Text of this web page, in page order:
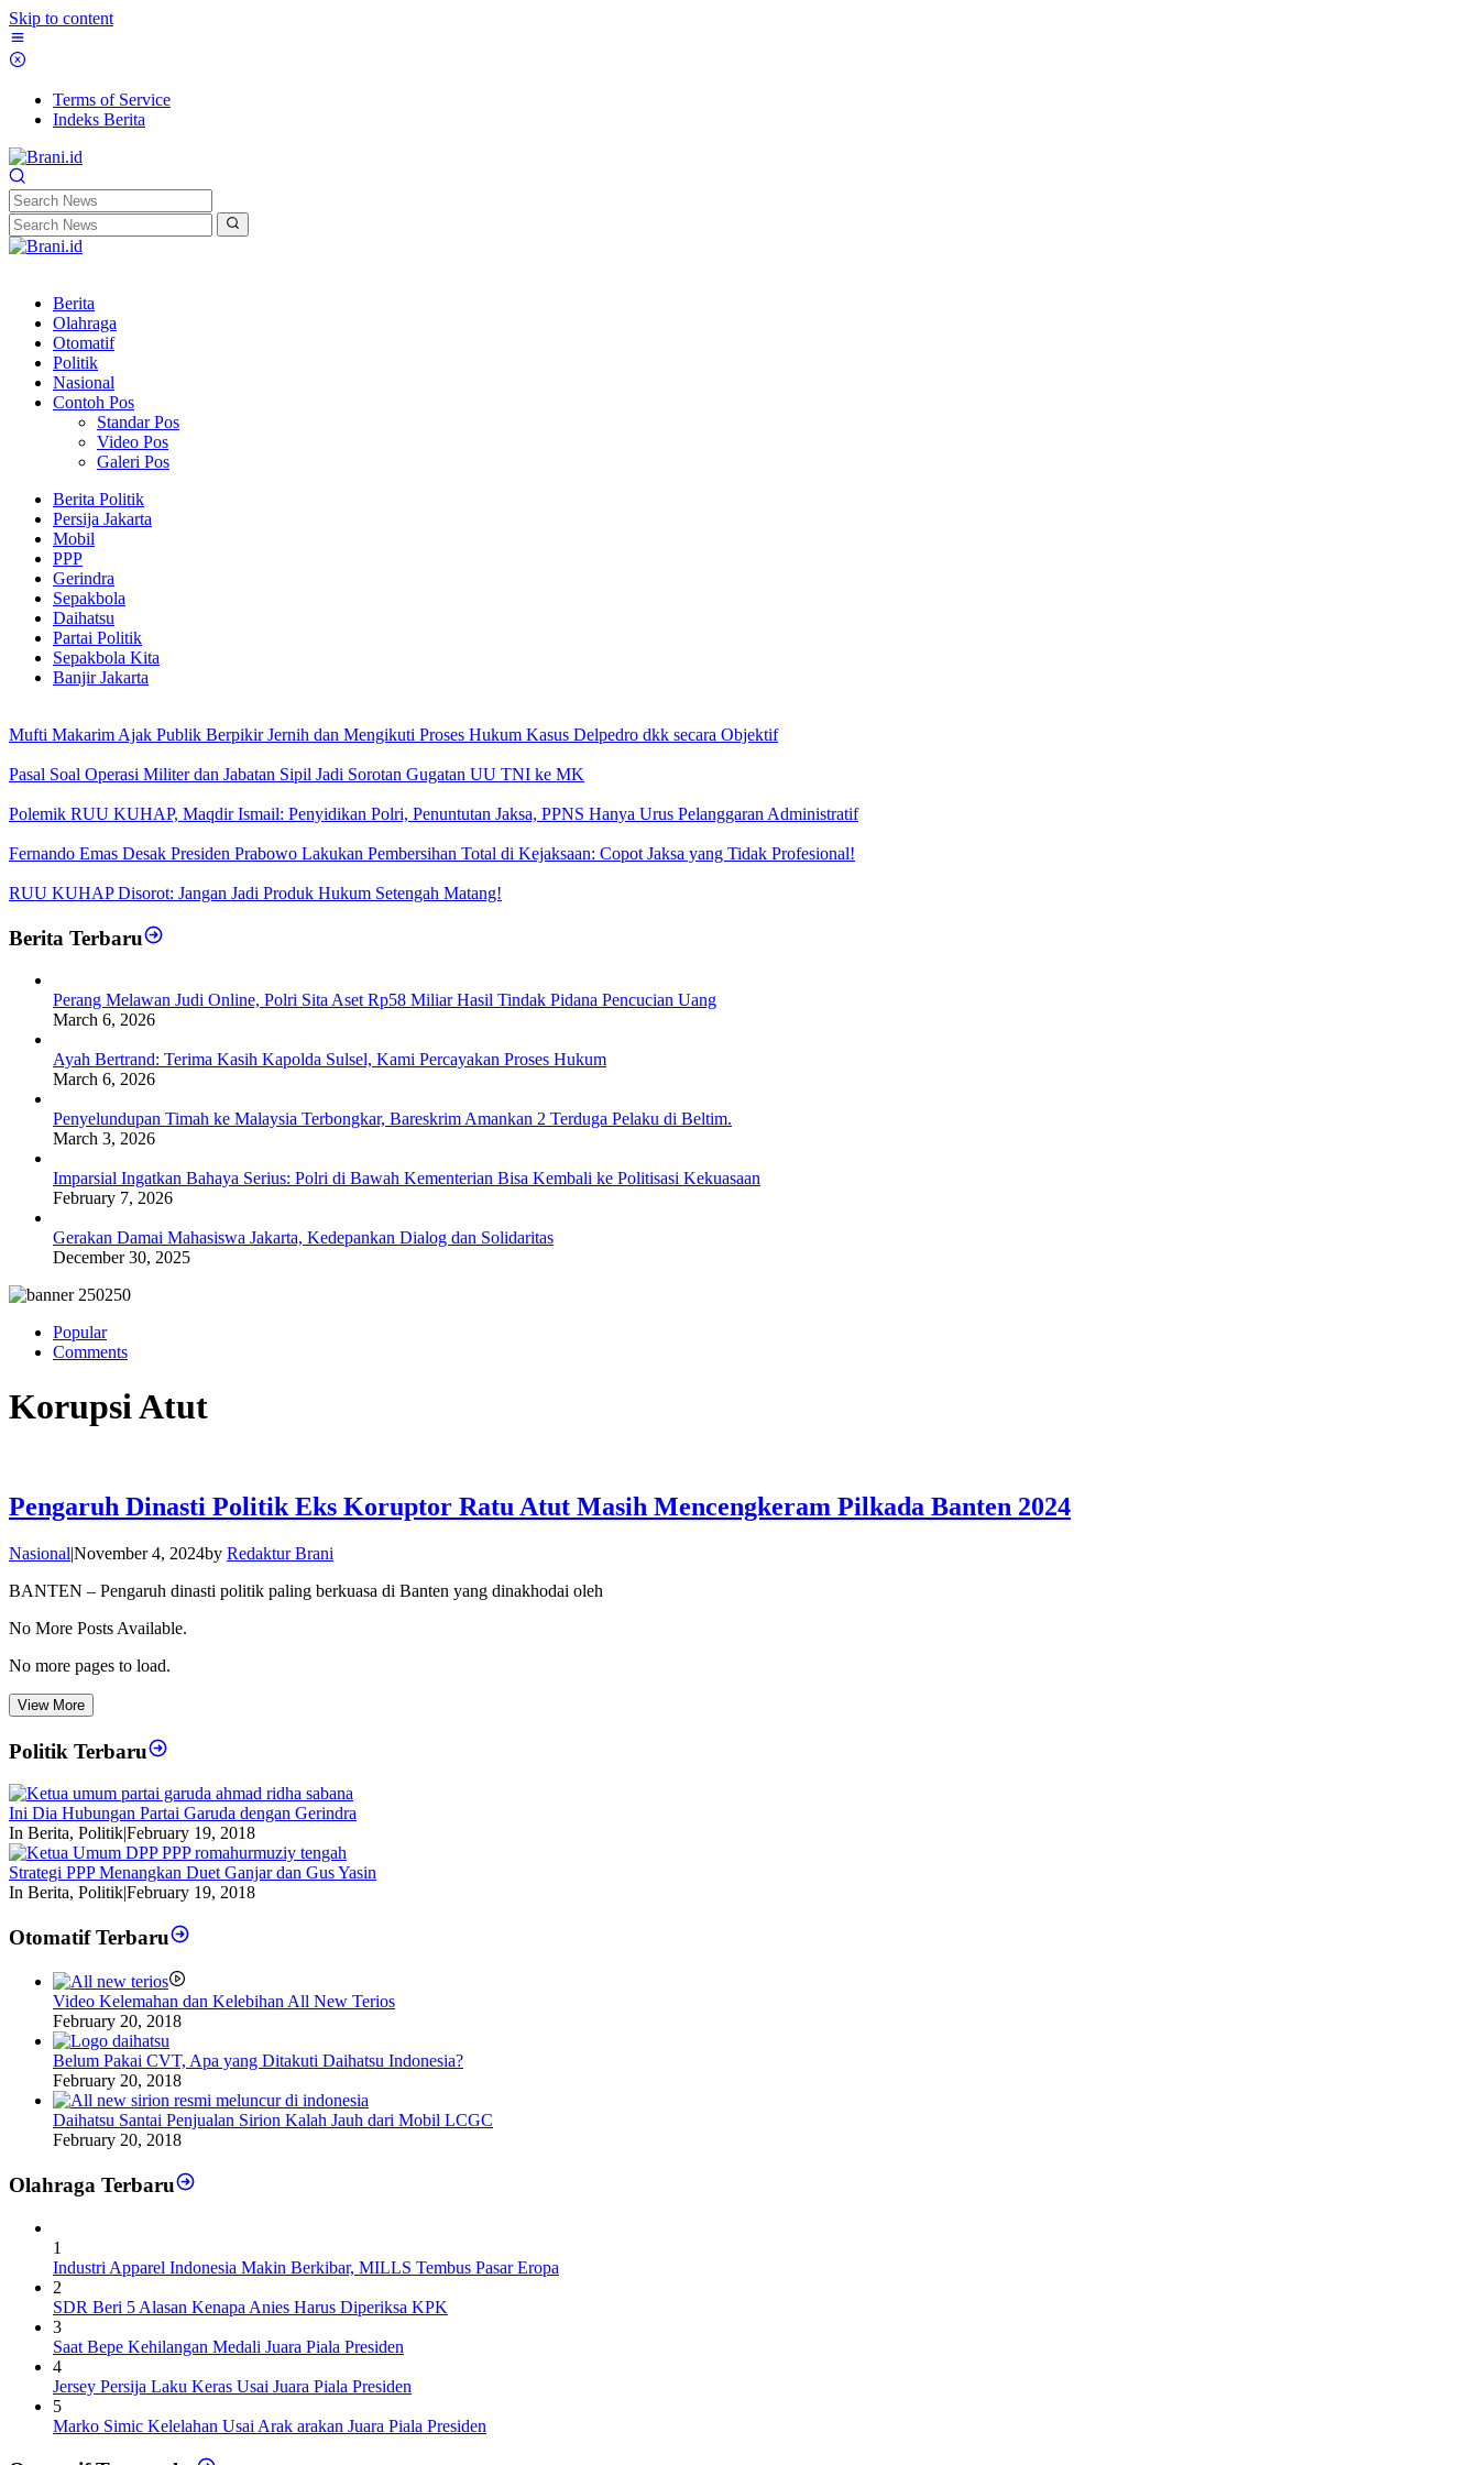
Skip to content
Terms of Service
Indeks Berita
Berita
Olahraga
Otomatif
Politik
Nasional
Contoh Pos
Standar Pos
Video Pos
Galeri Pos
Berita Politik
Persija Jakarta
Mobil
PPP
Gerindra
Sepakbola
Daihatsu
Partai Politik
Sepakbola Kita
Banjir Jakarta
Mufti Makarim Ajak Publik Berpikir Jernih dan Mengikuti Proses Hukum Kasus Delpedro dkk secara Objektif
Pasal Soal Operasi Militer dan Jabatan Sipil Jadi Sorotan Gugatan UU TNI ke MK
Polemik RUU KUHAP, Maqdir Ismail: Penyidikan Polri, Penuntutan Jaksa, PPNS Hanya Urus Pelanggaran Administratif
Fernando Emas Desak Presiden Prabowo Lakukan Pembersihan Total di Kejaksaan: Copot Jaksa yang Tidak Profesional!
RUU KUHAP Disorot: Jangan Jadi Produk Hukum Setengah Matang!
Berita Terbaru
Perang Melawan Judi Online, Polri Sita Aset Rp58 Miliar Hasil Tindak Pidana Pencucian Uang
March 6, 2026
Ayah Bertrand: Terima Kasih Kapolda Sulsel, Kami Percayakan Proses Hukum
March 6, 2026
Penyelundupan Timah ke Malaysia Terbongkar, Bareskrim Amankan 2 Terduga Pelaku di Beltim.
March 3, 2026
Imparsial Ingatkan Bahaya Serius: Polri di Bawah Kementerian Bisa Kembali ke Politisasi Kekuasaan
February 7, 2026
Gerakan Damai Mahasiswa Jakarta, Kedepankan Dialog dan Solidaritas
December 30, 2025
Popular
Comments
Korupsi Atut
Pengaruh Dinasti Politik Eks Koruptor Ratu Atut Masih Mencengkeram Pilkada Banten 2024
Nasional|November 4, 2024by Redaktur Brani
BANTEN – Pengaruh dinasti politik paling berkuasa di Banten yang dinakhodai oleh
No More Posts Available.
No more pages to load.
View More
Politik Terbaru
Ini Dia Hubungan Partai Garuda dengan Gerindra
In Berita, Politik|February 19, 2018
Strategi PPP Menangkan Duet Ganjar dan Gus Yasin
In Berita, Politik|February 19, 2018
Otomatif Terbaru
Video Kelemahan dan Kelebihan All New Terios
February 20, 2018
Belum Pakai CVT, Apa yang Ditakuti Daihatsu Indonesia?
February 20, 2018
Daihatsu Santai Penjualan Sirion Kalah Jauh dari Mobil LCGC
February 20, 2018
Olahraga Terbaru
1
Industri Apparel Indonesia Makin Berkibar, MILLS Tembus Pasar Eropa
2
SDR Beri 5 Alasan Kenapa Anies Harus Diperiksa KPK
3
Saat Bepe Kehilangan Medali Juara Piala Presiden
4
Jersey Persija Laku Keras Usai Juara Piala Presiden
5
Marko Simic Kelelahan Usai Arak arakan Juara Piala Presiden